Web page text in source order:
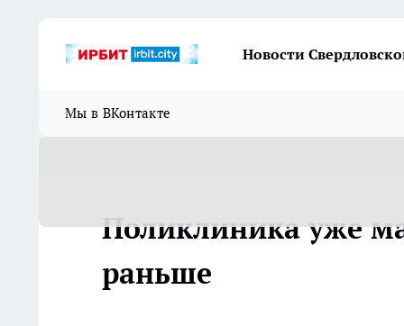
Новости
Мы в ВКонтакте
Поликлиника уже
раньше